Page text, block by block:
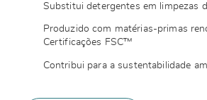
Substitui detergentes em limpezas
Produzido com matérias-primas
Certificações FSC™
Contribui para a sustentabilidade